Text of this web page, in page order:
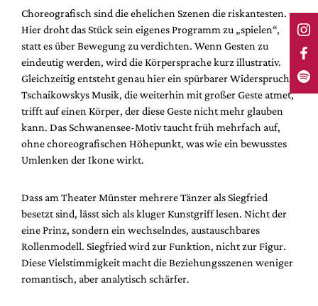
Choreografisch sind die ehelichen Szenen die riskantesten.
Hier droht das Stück sein eigenes Programm zu „spielen“,
statt es über Bewegung zu verdichten. Wenn Gesten zu
eindeutig werden, wird die Körpersprache kurz illustrativ.
Gleichzeitig entsteht genau hier ein spürbarer Widerspruch.
Tschaikowskys Musik, die weiterhin mit großer Geste atmet,
trifft auf einen Körper, der diese Geste nicht mehr glauben
kann. Das Schwanensee-Motiv taucht früh mehrfach auf,
ohne choreografischen Höhepunkt, was wie ein bewusstes
Umlenken der Ikone wirkt.
Dass am Theater Münster mehrere Tänzer als Siegfried
besetzt sind, lässt sich als kluger Kunstgriff lesen. Nicht der
eine Prinz, sondern ein wechselndes, austauschbares
Rollenmodell. Siegfried wird zur Funktion, nicht zur Figur.
Diese Vielstimmigkeit macht die Beziehungsszenen weniger
romantisch, aber analytisch schärfer.